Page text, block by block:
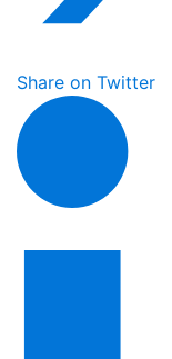
Share on Twitter